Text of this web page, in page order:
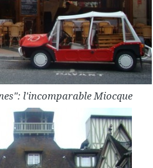
l'incomparable Miocque